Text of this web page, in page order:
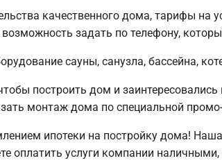
качественного дома, тарифы на
задать по телефону,
сауны, санузла, бассейна,
построить дом и
монтаж дома по специальной
ипотеки на постройку дома!
оплатить услуги компании